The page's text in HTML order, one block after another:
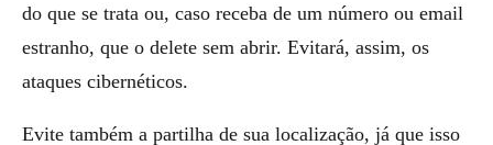
do que se trata ou, caso receba de um número ou email
estranho, que o delete sem abrir. Evitará, assim, os
ataques cibernéticos.
Evite também a partilha de sua localização, já que isso